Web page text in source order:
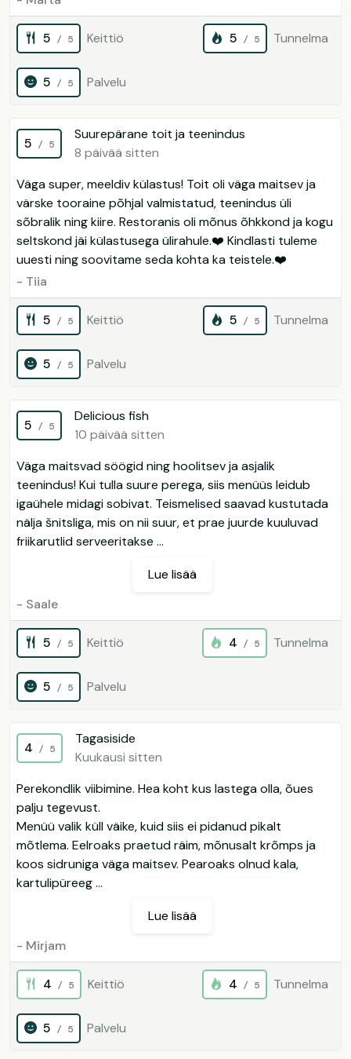
5 / 5 Keittiö 5 / 5 Tunnelma
5 / 5 Palvelu
5 / 5
Suurepärane toit ja teenindus
8 päivää sitten
Väga super, meeldiv külastus! Toit oli väga maitsev ja
värske tooraine põhjal valmistatud, teenindus üli
sõbralik ning kiire. Restoranis oli mõnus õhkkond ja kogu
seltskond jäi külastusega ülirahule.❤️ Kindlasti tuleme
uuesti ning soovitame seda kohta ka teistele.❤️
- Tiia
5 / 5 Keittiö 5 / 5 Tunnelma
5 / 5 Palvelu
5 / 5
Delicious fish
10 päivää sitten
Väga maitsvad söögid ning hoolitsev ja asjalik
teenindus! Kui tulla suure perega, siis menüüs leidub
igaühele midagi sobivat. Teismelised saavad kustutada
nälja šnitsliga, mis on nii suur, et prae juurde kuuluvad
friikarutlid serveeritakse ...
Lue lisää
- Saale
5 / 5 Keittiö 4 / 5 Tunnelma
5 / 5 Palvelu
4 / 5
Tagasiside
Kuukausi sitten
Perekondlik viibimine. Hea koht kus lastega olla, õues
palju tegevust.
Menüü valik küll väike, kuid siis ei pidanud pikalt
mõtlema. Eelroaks praetud räim, mõnusalt krõmps ja
koos sidruniga väga maitsev. Pearoaks olnud kala,
kartulipüreeg ...
Lue lisää
- Mirjam
4 / 5 Keittiö 4 / 5 Tunnelma
5 / 5 Palvelu